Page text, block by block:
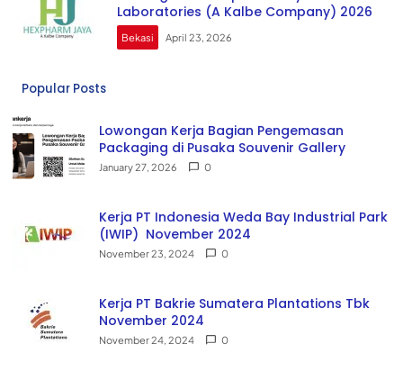
Laboratories (A Kalbe Company) 2026
Bekasi April 23, 2026
Popular Posts
Lowongan Kerja Bagian Pengemasan
Packaging di Pusaka Souvenir Gallery
January 27, 2026 0
Kerja PT Indonesia Weda Bay Industrial Park
(IWIP) November 2024
November 23, 2024 0
Kerja PT Bakrie Sumatera Plantations Tbk
November 2024
November 24, 2024 0